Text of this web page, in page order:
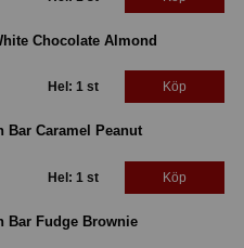
Chocolate Almond
Hel: 1 st Köp
Bar Caramel Peanut
Hel: 1 st Köp
Bar Fudge Brownie